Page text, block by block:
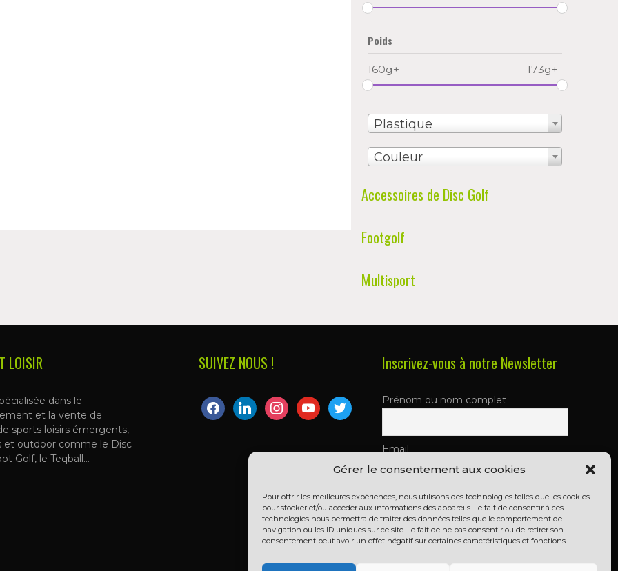
Gérer le consentement aux cookies
Pour offrir les meilleures expériences, nous utilisons des technologies telles que les cookies
pour stocker et/ou accéder aux informations des appareils. Le fait de consentir à ces
technologies nous permettra de traiter des données telles que le comportement de
navigation ou les ID uniques sur ce site. Le fait de ne pas consentir ou de retirer son
consentement peut avoir un effet négatif sur certaines caractéristiques et fonctions.
Poids
160g+ 173g+
Plastique
Couleur
Accessoires de Disc Golf
Footgolf
Multisport
LOISIR
dans le
et la vente de
sports loisirs émergents,
et outdoor comme le Disc
Golf, le Teqball…
SUIVEZ NOUS !
facebooklinkedininstagramyoutubetwitter
Inscrivez-vous à notre Newsletter
Prénom ou nom complet
Email
En continuant, vous acceptez la
politique de confidentialité